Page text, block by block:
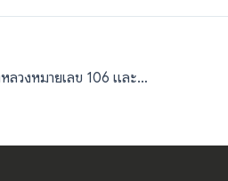
ราวกันอันตราย ทางหลวงหมายเลข 106 และทางหลวงหมายเลข 1264 จ.ลำปาง